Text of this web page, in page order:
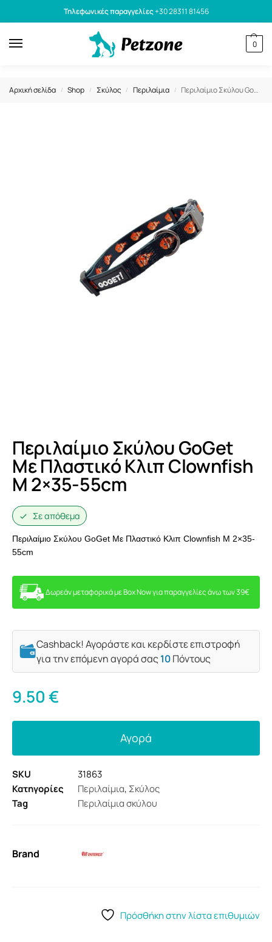
Τηλεφωνικές παραγγελίες+30 28311 81456
0
Αρχική σελίδα / Shop / Σκύλος / Περιλαίμια / Περιλαίμιο Σκύλου GoGet Με Πλαστικό Κλιπ Clownfish M 2×35-55cm
Περιλαίμιο Σκύλου GoGet
Με Πλαστικό Κλιπ Clownfish
M 2×35-55cm
Σε απόθεμα
Περιλαίμιο Σκύλου GoGet Με Πλαστικό Κλιπ Clownfish M 2×35-
55cm
Δωρεάν μεταφορικά με Box Now για παραγγελίες άνω των 39€
Cashback! Αγοράστε και κερδίστε επιστροφή
για την επόμενη αγορά σας10Πόντους
9.50€
Αγορά
SKU
31863
Κατηγορίες
Περιλαίμια, Σκύλος
Tag
Περιλαίμια σκύλου
Brand
Πρόσθήκη στην λίστα επιθυμιών